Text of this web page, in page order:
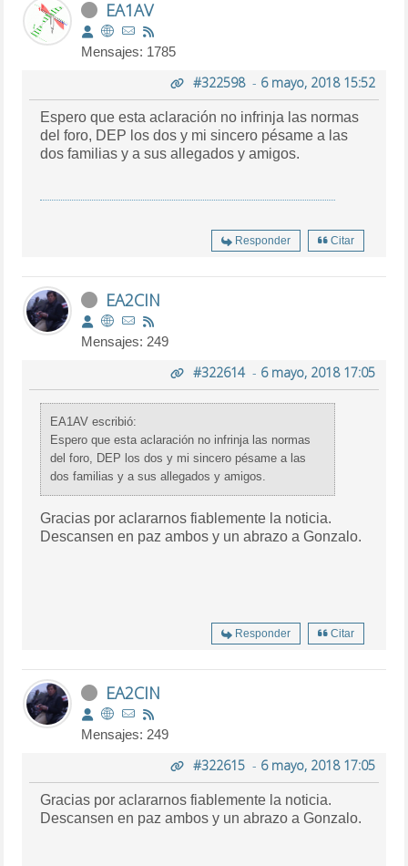
EA1AV
Mensajes: 1785
#322598- 6 mayo, 2018 15:52
Espero que esta aclaración no infrinja las normas
del foro, DEP los dos y mi sincero pésame a las
dos familias y a sus allegados y amigos.
Responder Citar
EA2CIN
Mensajes: 249
#322614- 6 mayo, 2018 17:05
EA1AV escribió:
Espero que esta aclaración no infrinja las normas
del foro, DEP los dos y mi sincero pésame a las
dos familias y a sus allegados y amigos.
Gracias por aclararnos fiablemente la noticia.
Descansen en paz ambos y un abrazo a Gonzalo.
Responder Citar
EA2CIN
Mensajes: 249
#322615- 6 mayo, 2018 17:05
Gracias por aclararnos fiablemente la noticia.
Descansen en paz ambos y un abrazo a Gonzalo.